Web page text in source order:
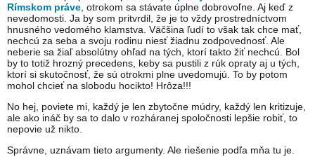
Rímskom práve, otrokom sa stávate úplne dobrovoľne. Aj keď z
nevedomosti. Ja by som pritvrdil, že je to vždy prostredníctvom
hnusného vedomého klamstva. Väčšina ľudí to však tak chce mať,
nechcú za seba a svoju rodinu niesť žiadnu zodpovednosť. Ale
neberie sa žiaľ absolútny ohľad na tých, ktorí takto žiť nechcú. Bol
by to totiž hrozný precedens, keby sa pustili z rúk opraty aj u tých,
ktorí si skutočnosť, že sú otrokmi plne uvedomujú. To by potom
mohol chcieť na slobodu hocikto! Hrôza!!!
No hej, poviete mi, každý je len zbytočne múdry, každý len kritizuje,
ale ako ináč by sa to dalo v rozháranej spoločnosti lepšie robiť, to
nepovie už nikto.
Správne, uznávam tieto argumenty. Ale riešenie podľa mňa tu je.